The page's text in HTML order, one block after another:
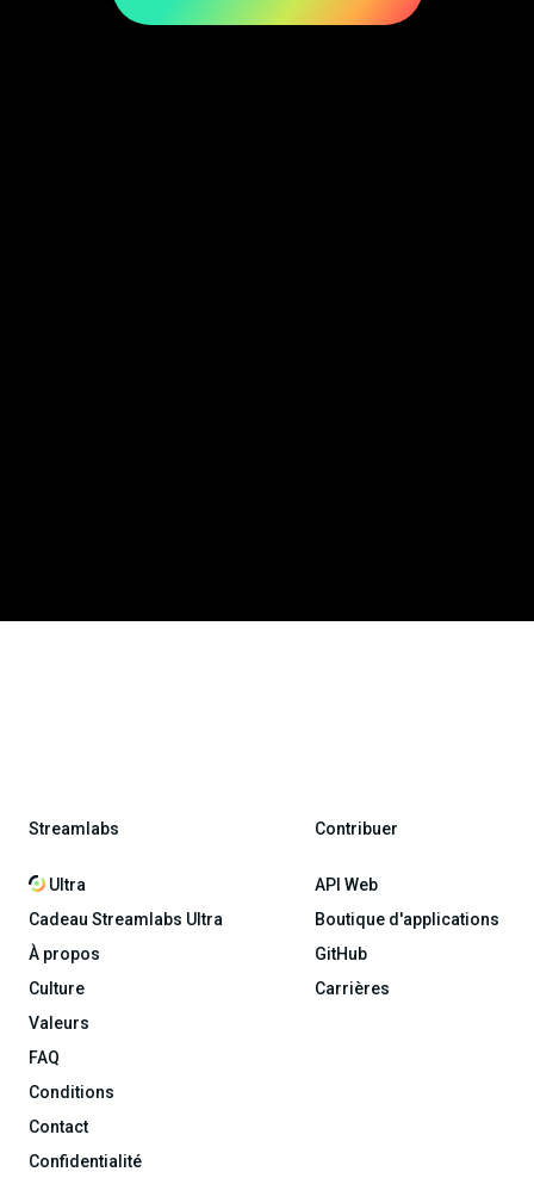
Streamlabs
Ultra
Cadeau Streamlabs Ultra
À propos
Culture
Valeurs
FAQ
Conditions
Contact
Confidentialité
Contribuer
API Web
Boutique d'applications
GitHub
Carrières